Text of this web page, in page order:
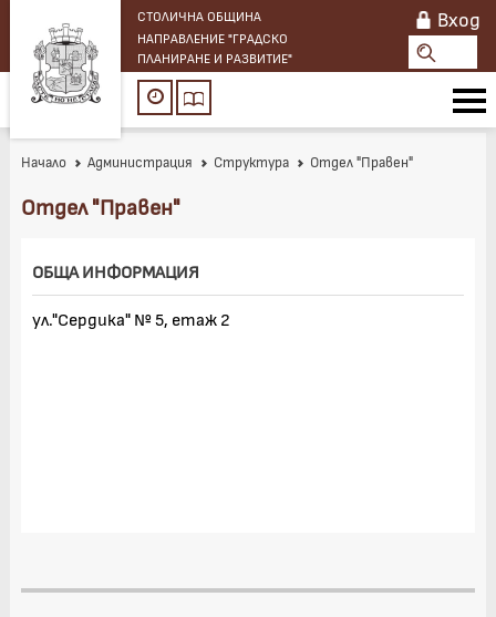
СТОЛИЧНА ОБЩИНА
НАПРАВЛЕНИЕ "ГРАДСКО
ПЛАНИРАНЕ И РАЗВИТИЕ"
Вход
Начало Администрация Структура Отдел "Правен"
Отдел "Правен"
ОБЩА ИНФОРМАЦИЯ
ул."Сердика" № 5, етаж 2